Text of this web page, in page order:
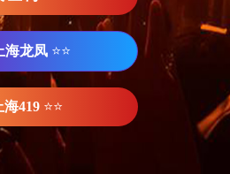
海龙凤 ⭐⭐
海419 ⭐⭐